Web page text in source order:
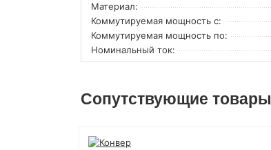
Материал:
Коммутируемая мощность с:
Коммутируемая мощность по:
Номинальный ток:
Сопутствующие товары